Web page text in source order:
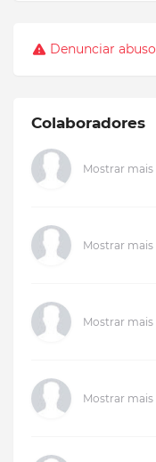
Denunciar abuso
Colaboradores
Mostrar mais
Mostrar mais
Mostrar mais
Mostrar mais